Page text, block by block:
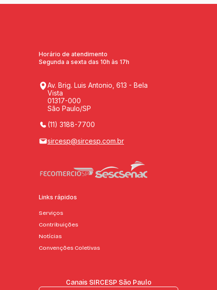
Horário de atendimento
Segunda a sexta das 10h às 17h
Av. Brig. Luis Antonio, 613 - Bela
Vista
01317-000
São Paulo/SP
(11) 3188-7700
sircesp@sircesp.com.br
Links rápidos
Serviços
Contribuições
Notícias
Convenções Coletivas
Canais SIRCESP São Paulo